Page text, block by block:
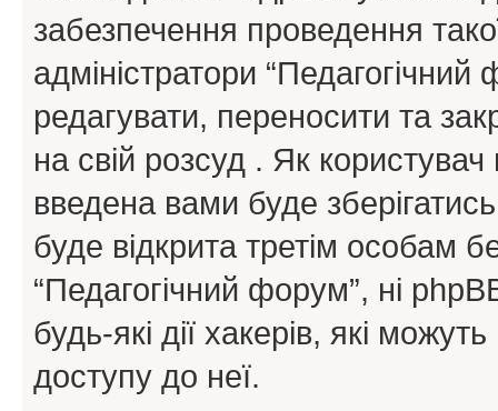
забезпечення проведення
адміністратори
редагувати, переносити та
на свій розсуд . Як
введена вами буде
буде відкрита третім особам
“Педагогічний форум”, ні
будь-які дії хакерів, які
доступу до неї.